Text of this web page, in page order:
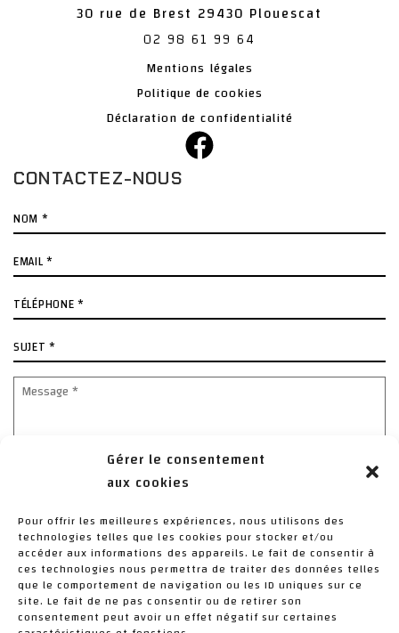
Gérer le consentement
aux cookies
Pour offrir les meilleures expériences, nous utilisons des
technologies telles que les cookies pour stocker et/ou
accéder aux informations des appareils. Le fait de consentir à
ces technologies nous permettra de traiter des données telles
que le comportement de navigation ou les ID uniques sur ce
site. Le fait de ne pas consentir ou de retirer son
consentement peut avoir un effet négatif sur certaines
30 rue de Brest 29430 Plouescat
02 98 61 99 64
Mentions légales
Politique de cookies
Déclaration de confidentialité
CONTACTEZ-NOUS
Nom *
E-
mail *
Téléphone
Sujet *
Message *
J’ai lu et j'accepte la politique de confidentialité de ce
site. *